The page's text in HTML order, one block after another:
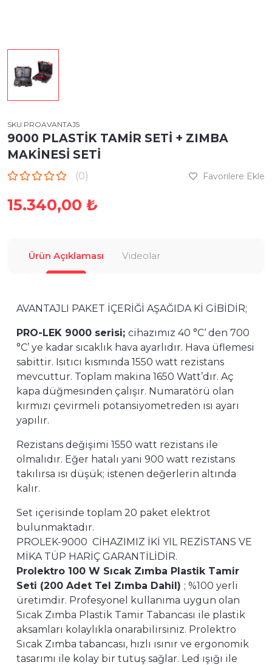
SKU PROAVANTAJ5
9000 PLASTİK TAMİR SETİ + ZIMBA
MAKİNESİ SETİ
(0) Favorilere Ekle
15.340,00 ₺
Ürün Açıklaması Videolar
AVANTAJLI PAKET İÇERİĞİ AŞAĞIDA Kİ GİBİDİR;
PRO-LEK 9000 serisi; cihazımız 40 °C‘ den 700
°C’ ye kadar sıcaklık hava ayarlıdır. Hava üflemesi
sabittir. Isıtıcı kısmında 1550 watt rezistans
mevcuttur. Toplam makina 1650 Watt’dır. Aç
kapa düğmesinden çalışır. Numaratörü olan
kırmızı çevirmeli potansiyometreden ısı ayarı
yapılır.
Rezistans değişimi 1550 watt rezistans ile
olmalıdır. Eğer hatalı yani 900 watt rezistans
takılırsa ısı düşük; istenen değerlerin altında
kalır.
Set içerisinde toplam 20 paket elektrot
bulunmaktadır.
PROLEK-9000 CİHAZIMIZ İKİ YIL REZİSTANS VE
MİKA TÜP HARİÇ GARANTİLİDİR.
Prolektro 100 W Sıcak Zımba Plastik Tamir
Seti (200 Adet Tel Zımba Dahil) ; %100 yerli
üretimdir. Profesyonel kullanıma uygun olan
Sıcak Zımba Plastik Tamir Tabancası ile plastik
aksamları kolaylıkla onarabilirsiniz. Prolektro
Sıcak Zımba tabancası, hızlı ısınır ve ergonomik
tasarımı ile kolay bir tutuş sağlar. Led ışığı ile